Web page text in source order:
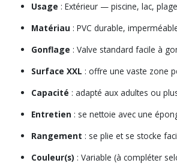
Usage : Extérieur — piscine, lac,
Matériau : PVC durable,
Gonflage : Valve standard facile à
Surface XXL : offre une vaste zone
Capacité : adapté aux adultes ou
Entretien : se nettoie avec une
Range­ment : se plie et se stocke
Couleur(s) : Variable (à compléter